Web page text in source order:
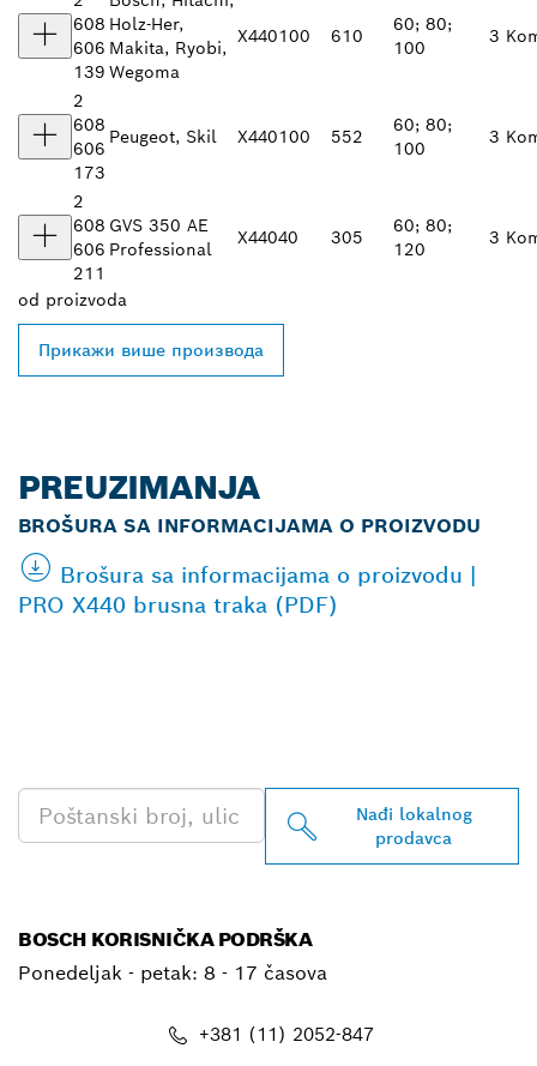
608
606
139
Holz-Her,
Makita, Ryobi,
Wegoma
X440100 610
60; 80;
100
3
2
608
606
173
Peugeot, Skil X440100 552
60; 80;
100
3
2
608
606
211
GVS 350 AE
Professional
X44040 305
60; 80;
120
3
od proizvoda
Прикажи више производа
PREUZIMANJA
BROŠURA SA INFORMACIJAMA O PROIZVODU
Brošura sa informacijama o proizvodu |
PRO X440 brusna traka (PDF)
Nađi lokalnog
prodavca
BOSCH KORISNIČKA PODRŠKA
Ponedeljak - petak: 8 - 17 časova
+381 (11) 2052-847